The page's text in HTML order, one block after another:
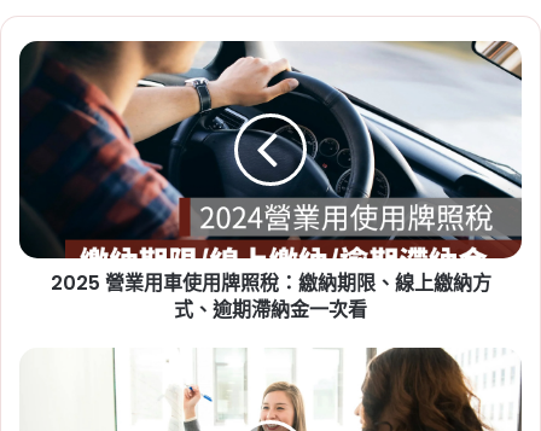
2026-07-23
租賃專法修法急轉彎！3 年租
期、續約漲租上限暫緩，最新重
點一次看
房東,社會住宅,租屋,租屋族,租屋注意事
,租屋補助,租屋補助申請,租屋補助
資格
2025
營
用
照
2025 營業用車使用牌照稅：繳納期限、線上繳納方
式、逾期滯納金一次看